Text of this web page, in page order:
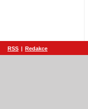
RSS | Redakce